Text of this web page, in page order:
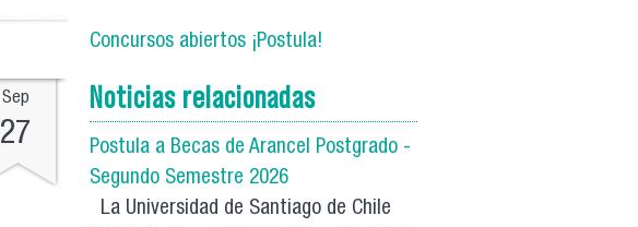
Sep
27
Concursos abiertos ¡Postula!
Noticias relacionadas
Postula a Becas de Arancel Postgrado -
Segundo Semestre 2026
La Universidad de Santiago de Chile